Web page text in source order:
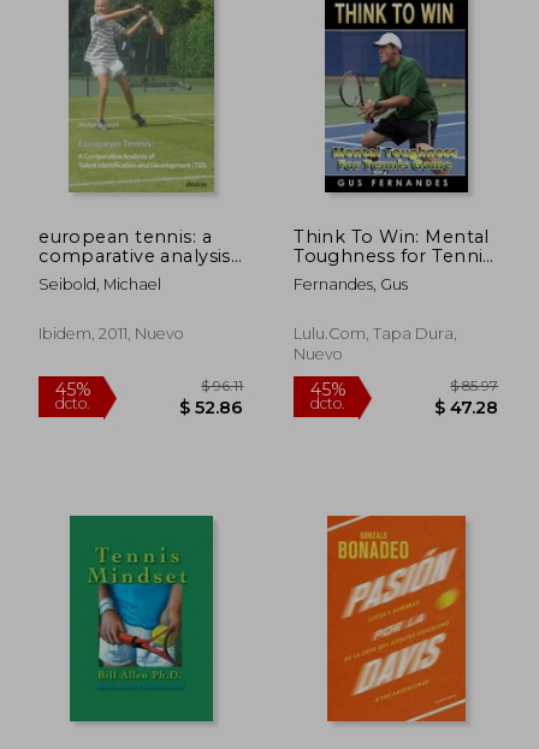
dcto.
45%
dcto.
european tennis: a
comparative analysis
of talent identification
and development
Seibold, Michael
Ibidem, 2011, Nuevo
Think To Win: Mental
Toughness for Tennis
Game (en Inglés)
Fernandes, Gus
Lulu.com, Tapa Dura,
Nuevo